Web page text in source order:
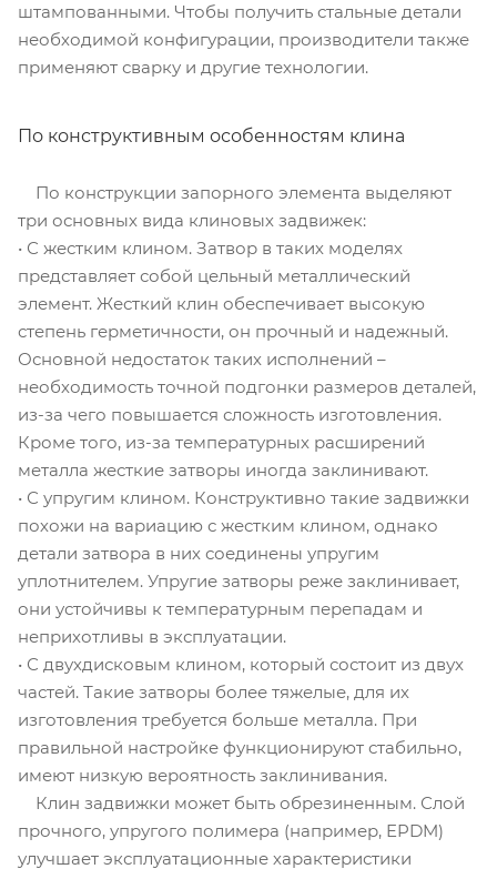
штампованными. Чтобы получить стальные детали
необходимой конфигурации, производители также
применяют сварку и другие технологии.
По конструктивным особенностям клина
По конструкции запорного элемента выделяют
три основных вида клиновых задвижек:
• С жестким клином. Затвор в таких моделях
представляет собой цельный металлический
элемент. Жесткий клин обеспечивает высокую
степень герметичности, он прочный и надежный.
Основной недостаток таких исполнений –
необходимость точной подгонки размеров деталей,
из-за чего повышается сложность изготовления.
Кроме того, из-за температурных расширений
металла жесткие затворы иногда заклинивают.
• С упругим клином. Конструктивно такие задвижки
похожи на вариацию с жестким клином, однако
детали затвора в них соединены упругим
уплотнителем. Упругие затворы реже заклинивает,
они устойчивы к температурным перепадам и
неприхотливы в эксплуатации.
• С двухдисковым клином, который состоит из двух
частей. Такие затворы более тяжелые, для их
изготовления требуется больше металла. При
правильной настройке функционируют стабильно,
имеют низкую вероятность заклинивания.
Клин задвижки может быть обрезиненным. Слой
прочного, упругого полимера (например, EPDM)
улучшает эксплуатационные характеристики